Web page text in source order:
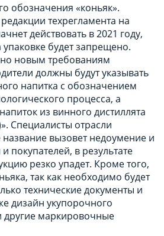
обозначения «коньяк».
техрегламента на
действовать в 2021 году,
будет запрещено.
новым требованиям
должны будут указывать
напитка с обозначением
процесса, а
из винного дистиллята
Специалисты отрасли
название вызовет недоумение и
покупателей, в результате
резко упадет. Кроме того,
так как необходимо будет
технические документы и
дизайн укупорочного
другие маркировочные